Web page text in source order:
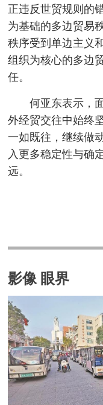
正违反世贸规则的
为基础的多边贸易
秩序受到单边主义
组织为核心的多边
任。
何亚东表示，
外经贸交往中始终
一如既往，继续做
入更多稳定性与确
远。
影像 眼界